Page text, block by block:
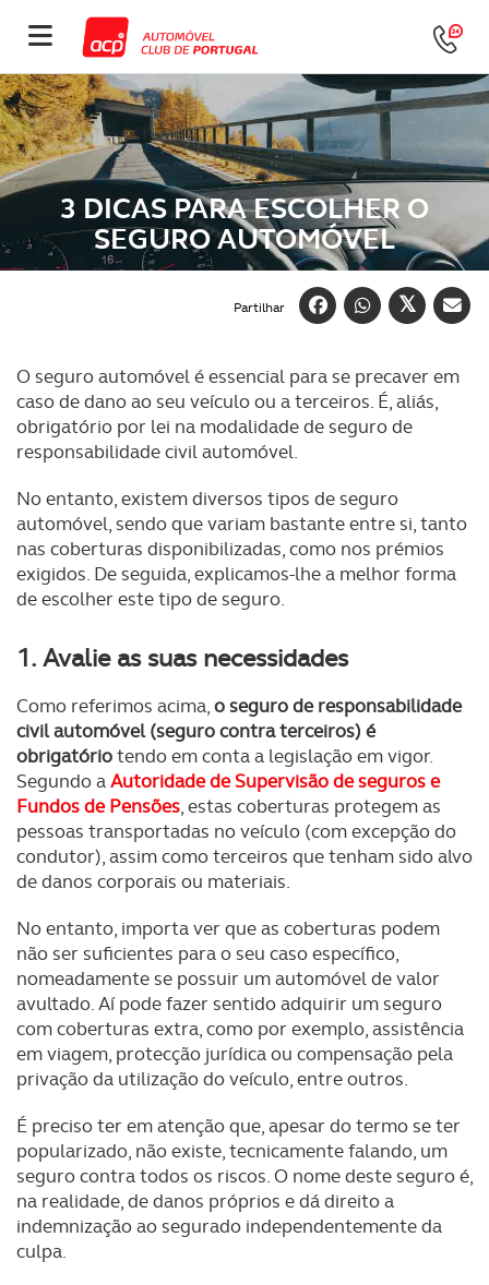
3 DICAS PARA ESCOLHER O
SEGURO AUTOMÓVEL
Partilhar
O seguro automóvel é essencial para se precaver em
caso de dano ao seu veículo ou a terceiros. É, aliás,
obrigatório por lei na modalidade de seguro de
responsabilidade civil automóvel.
No entanto, existem diversos tipos de seguro
automóvel, sendo que variam bastante entre si, tanto
nas coberturas disponibilizadas, como nos prémios
exigidos. De seguida, explicamos-lhe a melhor forma
de escolher este tipo de seguro.
1. Avalie as suas necessidades
Como referimos acima,o seguro de responsabilidade
civil automóvel (seguro contra terceiros) é
obrigatóriotendo em conta a legislação em vigor.
Segundo aAutoridade de Supervisão de seguros e
Fundos de Pensões, estas coberturas protegem as
pessoas transportadas no veículo (com excepção do
condutor), assim como terceiros que tenham sido alvo
de danos corporais ou materiais.
No entanto, importa ver que as coberturas podem
não ser suficientes para o seu caso específico,
nomeadamente se possuir um automóvel de valor
avultado. Aí pode fazer sentido adquirir um seguro
com coberturas extra, como por exemplo, assistência
em viagem, protecção jurídica ou compensação pela
privação da utilização do veículo, entre outros.
É preciso ter em atenção que, apesar do termo se ter
popularizado, não existe, tecnicamente falando, um
seguro contra todos os riscos. O nome deste seguro é,
na realidade, de danos próprios e dá direito a
indemnização ao segurado independentemente da
culpa.